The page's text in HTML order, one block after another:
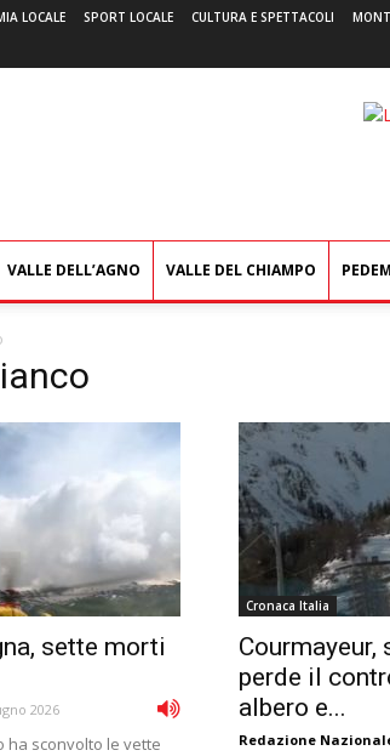
LOCALE SPORT LOCALE CULTURA E SPETTACOLI
VALLE DELL’AGNO VALLE DEL CHIAMPO
sette morti
2026
ha sconvolto le vette
Cronaca Italia
Courmayeur,
perde il
albero e...
Redazione